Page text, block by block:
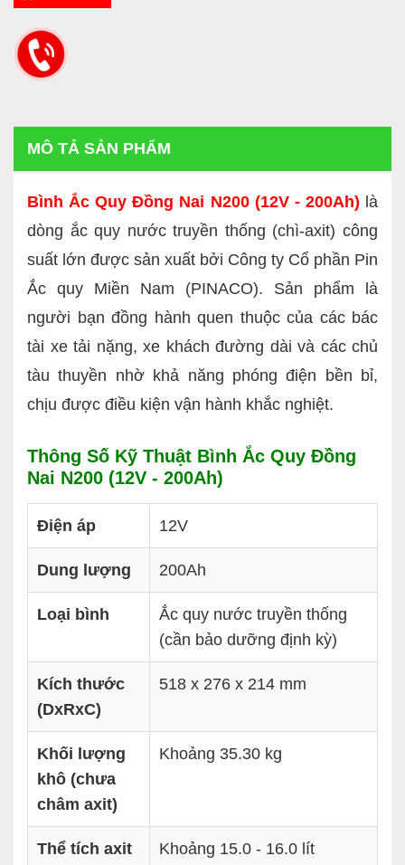
MÔ TẢ SẢN PHẨM
Bình Ắc Quy Đồng Nai N200 (12V - 200Ah) là
dòng ắc quy nước truyền thống (chì-axit) công
suất lớn được sản xuất bởi Công ty Cổ phần Pin
Ắc quy Miền Nam (PINACO). Sản phẩm là
người bạn đồng hành quen thuộc của các bác
tài xe tải nặng, xe khách đường dài và các chủ
tàu thuyền nhờ khả năng phóng điện bền bỉ,
chịu được điều kiện vận hành khắc nghiệt.
Thông Số Kỹ Thuật Bình Ắc Quy Đồng
Nai N200 (12V - 200Ah)
Điện áp 12V
Dung lượng 200Ah
Loại bình
Ắc quy nước truyền thống
(cần bảo dưỡng định kỳ)
Kích thước
(DxRxC)
518 x 276 x 214 mm
Khối lượng
khô (chưa
châm axit)
Khoảng 35.30 kg
Thể tích axit
Khoảng 15.0 - 16.0 lít